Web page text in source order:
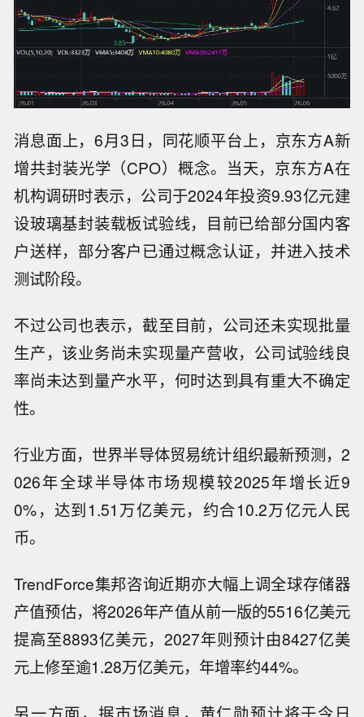
消息面上，6月3日， 同花顺平台上， 京东方A新
增共封装光学（CPO）概念。当天，京东方A在
机构调研时表示，公司于2024年投资9.93亿元建
设玻璃基封装载板试验线，目前已给部分国内客
户送样，部分客户已通过概念认证，并进入技术
测试阶段。
不过公司也表示，截至目前，公司还未实现批量
生产，该业务尚未实现量产营收，公司试验线良
率尚未达到量产水平，何时达到具有重大不确定
性。
行业方面，世界半导体贸易统计组织最新预测，2
026年全球半导体市场规模较2025年增长近9
0%，达到1.51万亿美元，约合10.2万亿元人民
币。
TrendForce集邦咨询近期亦大幅上调全球存储器
产值预估，将2026年产值从前一版的5516亿美元
提高至8893亿美元，2027年则预计由8427亿美
元上修至逾1.28万亿美元，年增率约44%。